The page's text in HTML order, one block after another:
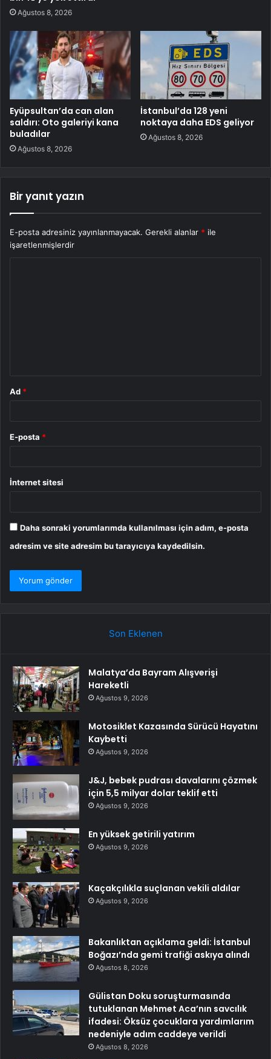
Ağustos 8, 2026
Eyüpsultan’da can alan
saldırı: Oto galeriyi kana
buladılar
Ağustos 8, 2026
İstanbul’da 128 yeni
noktaya daha EDS geliyor
Ağustos 8, 2026
Bir yanıt yazın
E-posta adresiniz yayınlanmayacak. Gerekli alanlar * ile
işaretlenmişlerdir
Ad *
E-posta *
İnternet sitesi
Daha sonraki yorumlarımda kullanılması için adım, e-posta
adresim ve site adresim bu tarayıcıya kaydedilsin.
Son Eklenen
Malatya’da Bayram Alışverişi
Hareketli
Ağustos 9, 2026
Motosiklet Kazasında Sürücü Hayatını
Kaybetti
Ağustos 9, 2026
J&J, bebek pudrası davalarını çözmek
için 5,5 milyar dolar teklif etti
Ağustos 9, 2026
En yüksek getirili yatırım
Ağustos 9, 2026
Kaçakçılıkla suçlanan vekili aldılar
Ağustos 9, 2026
Bakanlıktan açıklama geldi: İstanbul
Boğazı’nda gemi trafiği askıya alındı
Ağustos 8, 2026
Gülistan Doku soruşturmasında
tutuklanan Mehmet Aca’nın savcılık
ifadesi: Öksüz çocuklara yardımlarım
nedeniyle adım caddeye verildi
Ağustos 8, 2026